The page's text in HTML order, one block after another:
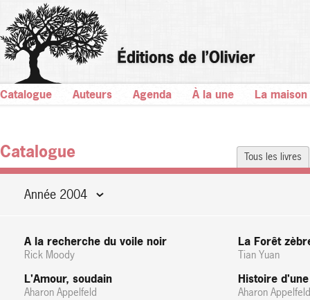
Catalogue Auteurs Agenda À la une La maison
Tous les livres
Catalogue
Année 2004
A la recherche du voile noir
Rick Moody
L'Amour, soudain
Aharon Appelfeld
La Forêt
Tian Yuan
Histoire
Aharon Appelfeld